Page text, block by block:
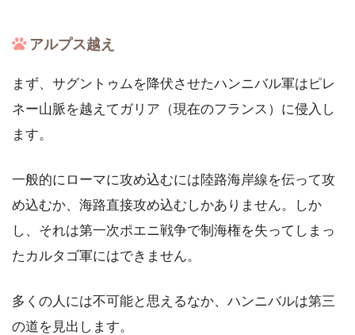
アルプス越え
まず、サグントゥムを降伏させたハンニバル軍はピレ
ネー山脈を越えてガリア（現在のフランス）に侵入し
ます。
一般的にローマに攻め込むには陸路海岸線を伝って攻
め込むか、海路直接攻め込むしかありません。しか
し、それは第一次ポエニ戦争で制海権を失ってしまっ
たカルタゴ軍にはできません。
多くの人には不可能と思えるなか、ハンニバルは第三
の道を見出します。